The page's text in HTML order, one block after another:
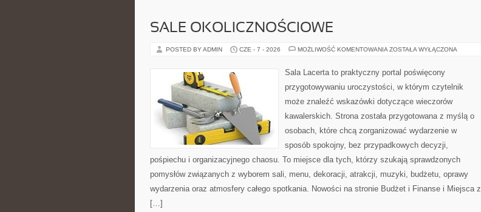
SALE OKOLICZNOŚCIOWE
POSTED BY ADMIN CZE - 7 - 2026 MOŻLIWOŚĆ KOMENTOWANIA SALE
ZOSTAŁA WYŁĄCZONA
Sala Lacerta to praktyczny portal poświęcony
przygotowywaniu uroczystości, w którym czytelnik
może znaleźć wskazówki dotyczące wieczorów
kawalerskich. Strona została przygotowana z myślą o
osobach, które chcą zorganizować wydarzenie w
sposób spokojny, bez przypadkowych decyzji,
pośpiechu i organizacyjnego chaosu. To miejsce dla tych, którzy szukają sprawdzonych
pomysłów związanych z wyborem sali, menu, dekoracji, atrakcji, muzyki, budżetu, oprawy
wydarzenia oraz atmosfery całego spotkania. Nowości na stronie Budżet i Finanse i Miejsca z
[…]